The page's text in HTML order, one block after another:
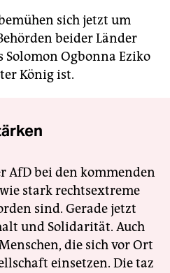
sich jetzt um
beider Länder
Ogbonna Eziko
König ist.
AfD bei den kommenden
stark rechtsextreme
sind. Gerade jetzt
und Solidarität. Auch
die sich vor Ort
einsetzen. Die taz